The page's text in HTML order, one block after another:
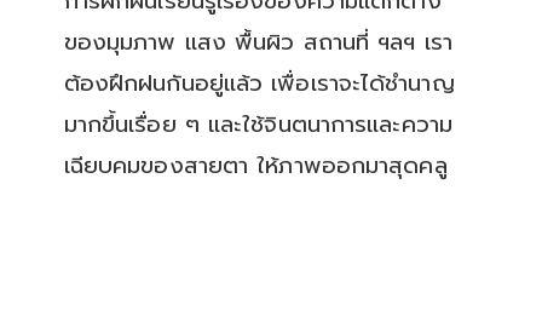
ของมุมภาพ แสง พื้นผิว สถานที่ ฯลฯ เรา
ต้องฝึกฝนกันอยู่แล้ว เพื่อเราจะได้ชำนาญ
มากขึ้นเรื่อย ๆ และใช้จินตนาการและความ
เฉียบคมของสายตา ให้ภาพออกมาสุดคลู